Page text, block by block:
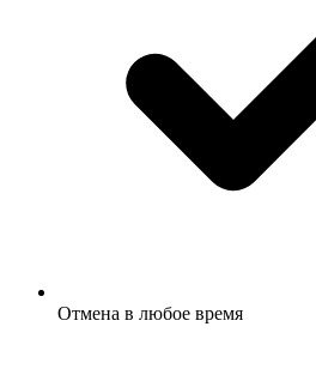
Отмена в любое время